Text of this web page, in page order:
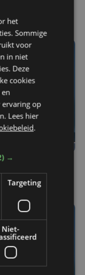
het
Sommige
voor
in niet
Deze
cookies
ervaring op
Lees hier
.
→
Targeting
Niet-